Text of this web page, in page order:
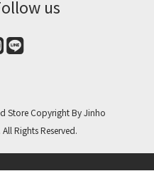
us
Store Copyright By Jinho
Rights Reserved.